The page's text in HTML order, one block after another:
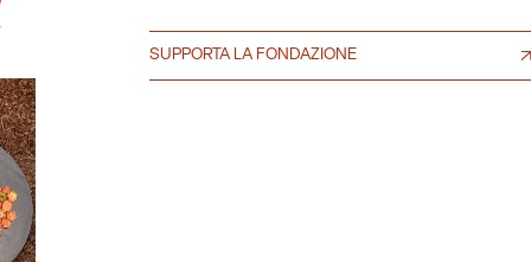
SUPPORTA LA FONDAZIONE